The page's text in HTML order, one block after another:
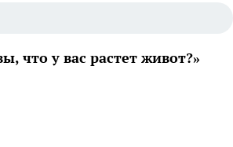
что у вас растет живот?»